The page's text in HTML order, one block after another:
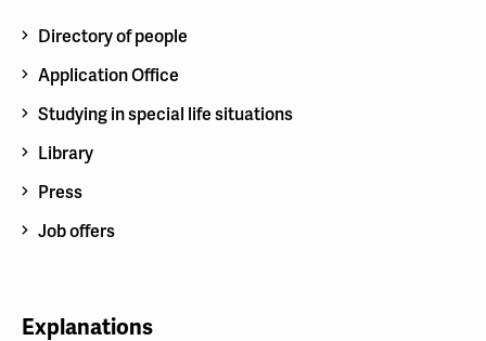
Directory of people
Application Office
Studying in special life situations
Library
Press
Job offers
Explanations